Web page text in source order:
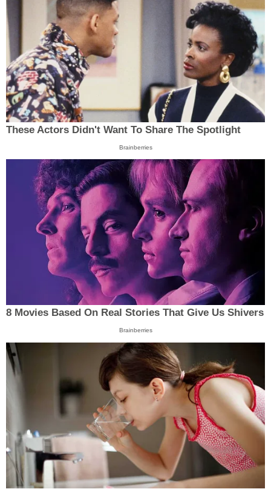
These Actors Didn't Want To Share The Spotlight
Brainberries
8 Movies Based On Real Stories That Give Us Shivers
Brainberries